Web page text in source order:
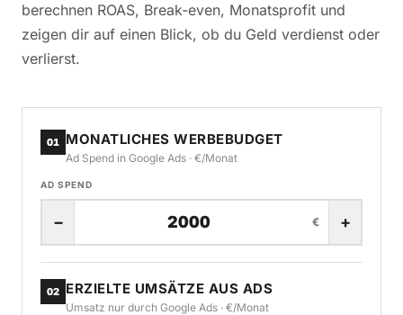
berechnen ROAS, Break-even, Monatsprofit und
zeigen dir auf einen Blick, ob du Geld verdienst oder
verlierst.
01 MONATLICHES WERBEBUDGET
Ad Spend in Google Ads · €/Monat
AD SPEND
− € +
02 ERZIELTE UMSÄTZE AUS ADS
Umsatz nur durch Google Ads · €/Monat